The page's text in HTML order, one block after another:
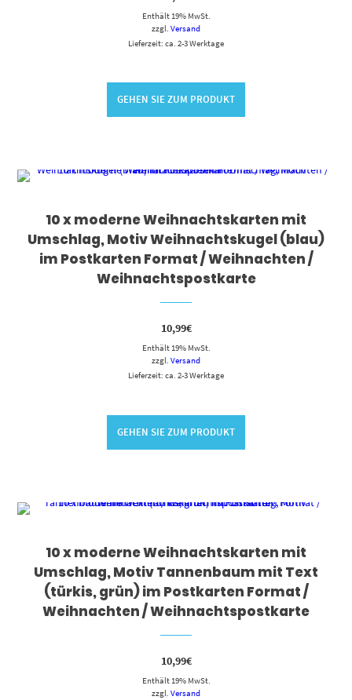
Enthält 19% MwSt.
zzgl. Versand
Lieferzeit: ca. 2-3 Werktage
GEHEN SIE ZUM PRODUKT
10 x moderne Weihnachtskarten mit
Umschlag, Motiv Weihnachtskugel (blau)
im Postkarten Format / Weihnachten /
Weihnachtspostkarte
10,99€
Enthält 19% MwSt.
zzgl. Versand
Lieferzeit: ca. 2-3 Werktage
GEHEN SIE ZUM PRODUKT
10 x moderne Weihnachtskarten mit
Umschlag, Motiv Tannenbaum mit Text
(türkis, grün) im Postkarten Format /
Weihnachten / Weihnachtspostkarte
10,99€
Enthält 19% MwSt.
zzgl. Versand